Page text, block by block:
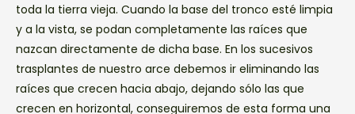
toda la tierra vieja. Cuando la base del tronco esté limpia
y a la vista, se podan completamente las raíces que
nazcan directamente de dicha base. En los sucesivos
trasplantes de nuestro arce debemos ir eliminando las
raíces que crecen hacia abajo, dejando sólo las que
crecen en horizontal, conseguiremos de esta forma una